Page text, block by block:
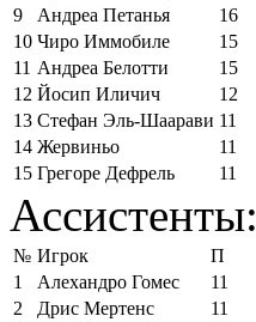
9
Андреа Петанья
16
10 Чиро Иммобиле
15
11 Андреа Белотти
15
12 Йосип Иличич
12
13 Стефан Эль-Шаарави 11
14 Жервиньо
11
15 Грегоре Дефрель 11
Ассистенты:
№ Игрок
П
1
Алехандро Гомес
11
2
Дрис Мертенс
11